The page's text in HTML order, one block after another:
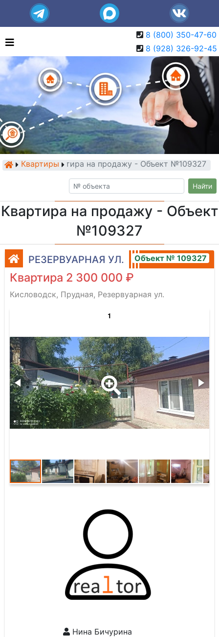
8 (800) 350-47-60
8 (928) 326-92-45
КвартирыКвартира на продажу - Объект №109327
Найти
Квартира на продажу - Объект
№109327
РЕЗЕРВУАРНАЯ УЛ. Объект № 109327
Квартира 2 300 000 ₽
Кисловодск, Прудная, Резервуарная ул.
1
Нина Бичурина